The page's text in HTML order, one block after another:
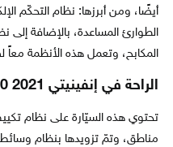
أيضًا، ومن أبرزها: نظام التحكّم
الطوارئ المساعدة، بالإضافة إلى
المكابح، وتعمل هذه الأنظمة معاً
الراحة في إنفينيتي QX60 2021
تحتوي هذه السيّارة على نظام
مناطق، وتمّ تزويدها بنظام